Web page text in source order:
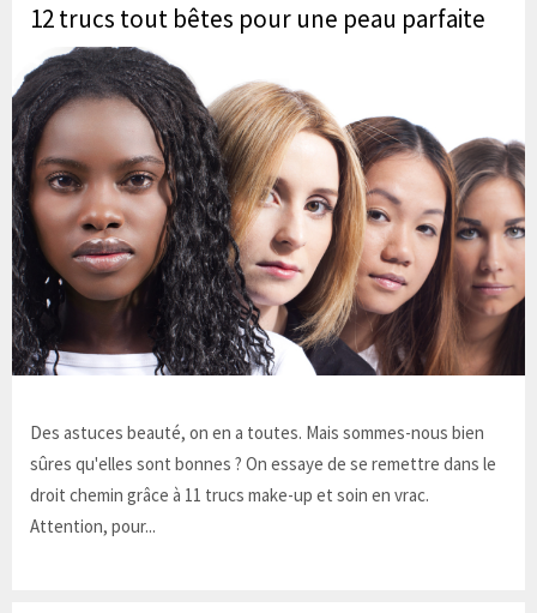
12 trucs tout bêtes pour une peau parfaite
Des astuces beauté, on en a toutes. Mais sommes-nous bien
sûres qu'elles sont bonnes ? On essaye de se remettre dans le
droit chemin grâce à 11 trucs make-up et soin en vrac.
Attention, pour...